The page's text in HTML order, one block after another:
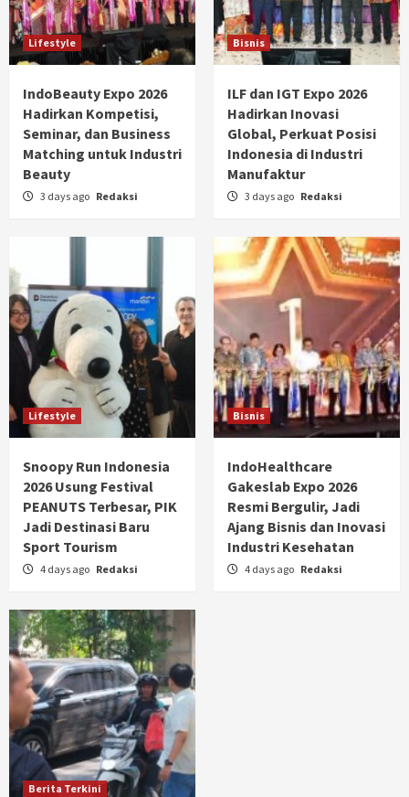
Lifestyle
IndoBeauty Expo 2026
Hadirkan Kompetisi,
Seminar, dan Business
Matching untuk Industri
Beauty
3 days ago Redaksi
Bisnis
ILF dan IGT Expo 2026
Hadirkan Inovasi
Global, Perkuat Posisi
Indonesia di Industri
Manufaktur
3 days ago Redaksi
Lifestyle
Snoopy Run Indonesia
2026 Usung Festival
PEANUTS Terbesar, PIK
Jadi Destinasi Baru
Sport Tourism
4 days ago Redaksi
Bisnis
IndoHealthcare
Gakeslab Expo 2026
Resmi Bergulir, Jadi
Ajang Bisnis dan Inovasi
Industri Kesehatan
4 days ago Redaksi
Berita Terkini